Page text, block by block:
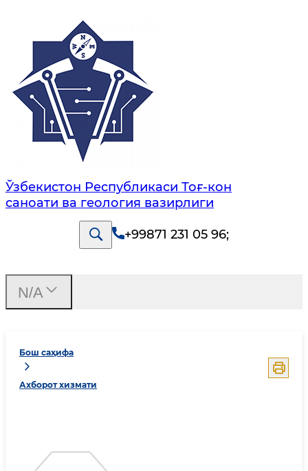
Ўзбекистон Республикаси Тоғ-кон
саноати ва геология вазирлиги
+99871 231 05 96;
Бош саҳифа
Ахборот хизмати
N/A